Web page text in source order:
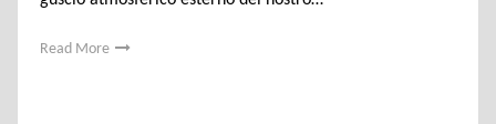
Read More